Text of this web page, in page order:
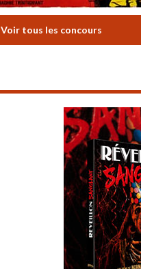
Voir tous les concours